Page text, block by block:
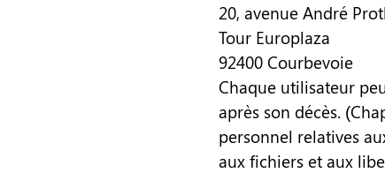
20, avenue André
Tour Europlaza
92400 Courbevoie
Chaque utilisateur
après son décès.
personnel relatives
aux fichiers et aux